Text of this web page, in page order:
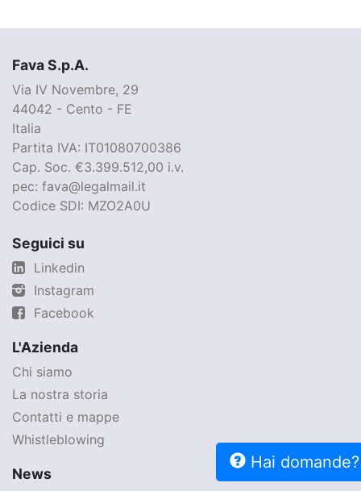
Fava S.p.A.
Via IV Novembre, 29
44042 - Cento - FE
Italia
Partita IVA: IT01080700386
Cap. Soc. €3.399.512,00 i.v.
pec: fava@legalmail.it
Codice SDI: MZO2A0U
Seguici su
Linkedin
Instagram
Facebook
L'Azienda
Chi siamo
La nostra storia
Contatti e mappe
Whistleblowing
News
Hai domande?